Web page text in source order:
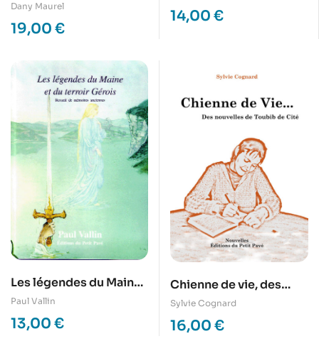
Dany Maurel
19,00 €
14,00 €
Les légendes du Maine
et du terroir Gérois
Paul Vallin
13,00 €
Chienne de vie, des
nouvelles du toubib de
cité
Sylvie Cognard
16,00 €